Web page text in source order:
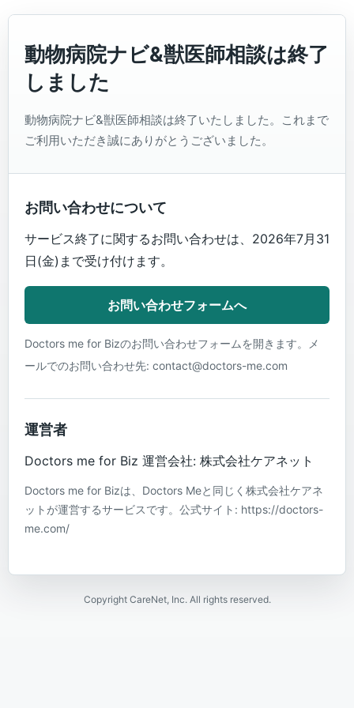
動物病院ナビ&獣医師相談は終了
しました
動物病院ナビ&獣医師相談は終了いたしました。これまで
ご利用いただき誠にありがとうございました。
お問い合わせについて
サービス終了に関するお問い合わせは、2026年7月31
日(金)まで受け付けます。
お問い合わせフォームへ
Doctors me for Bizのお問い合わせフォームを開きます。メ
ールでのお問い合わせ先: contact@doctors-me.com
運営者
Doctors me for Biz 運営会社: 株式会社ケアネット
Doctors me for Bizは、Doctors Meと同じく株式会社ケアネ
ットが運営するサービスです。公式サイト: https://doctors-
me.com/
Copyright CareNet, Inc. All rights reserved.